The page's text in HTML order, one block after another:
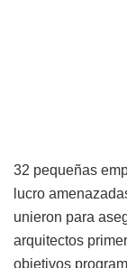
32 pequeñas
lucro
unieron para
arquitectos
objetivos